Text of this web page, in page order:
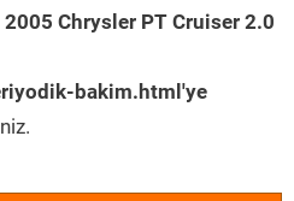
2005 Chrysler PT Cruiser 2.0
bakim.html'ye